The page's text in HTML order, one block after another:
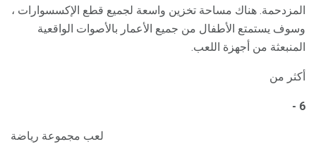
المزدحمة. هناك مساحة تخزين واسعة لجميع قطع الإكسسوارات ،
وسوف يستمتع الأطفال من جميع الأعمار بالأصوات الواقعية
المنبعثة من أجهزة اللعب.
أكثر من
6 -
لعب مجموعة رياضة